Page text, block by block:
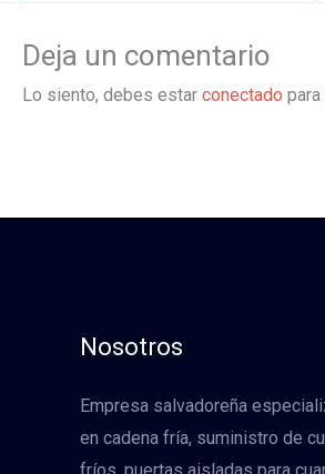
Deja un comentario
Lo siento, debes estar conectado
Nosotros
Empresa salvadoreña
en cadena fría, suministro de